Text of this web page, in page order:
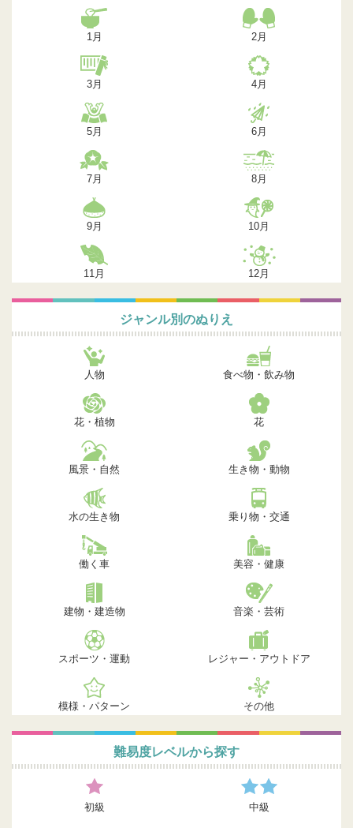
1月 2月
3月 4月
5月 6月
7月 8月
9月 10月
11月 12月
ジャンル別のぬりえ
人物 食べ物・飲み物
花・植物 花
風景・自然 生き物・動物
水の生き物 乗り物・交通
働く車 美容・健康
建物・建造物 音楽・芸術
スポーツ・運動 レジャー・アウトドア
模様・パターン その他
難易度レベルから探す
初級 中級